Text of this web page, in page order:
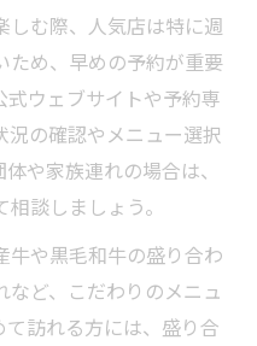
しむ際、人気店は特に週
ため、早めの予約が重要
ウェブサイトや予約専
の確認やメニュー選択
や家族連れの場合は、
談しましょう。
牛や黒毛和牛の盛り合わ
ど、こだわりのメニュ
訪れる方には、盛り合